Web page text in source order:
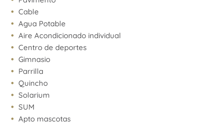
Cable
Agua Potable
Aire Acondicionado individual
Centro de deportes
Gimnasio
Parrilla
Quincho
Solarium
SUM
Apto mascotas